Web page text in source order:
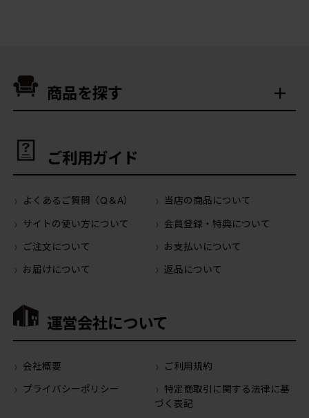
商品を探す
ご利用ガイド
よくあるご質問（Q＆A）
当店の商品について
サイトの使い方について
会員登録・特典について
ご注文について
お支払いについて
お届けについて
返品について
運営会社について
会社概要
ご利用規約
プライバシーポリシー
特定商取引に関する法律に基
づく表記